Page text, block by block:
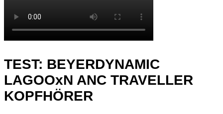
TEST: BEYERDYNAMIC
LAGOOxN ANC TRAVELLER
KOPFHÖRER